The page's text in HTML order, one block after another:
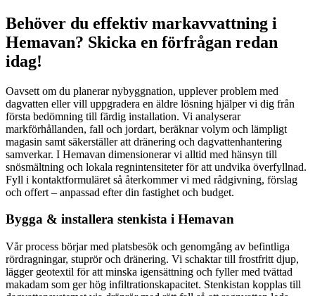
Behöver du effektiv markavvattning i
Hemavan? Skicka en förfrågan redan
idag!
Oavsett om du planerar nybyggnation, upplever problem med
dagvatten eller vill uppgradera en äldre lösning hjälper vi dig från
första bedömning till färdig installation. Vi analyserar
markförhållanden, fall och jordart, beräknar volym och lämpligt
magasin samt säkerställer att dränering och dagvattenhantering
samverkar. I Hemavan dimensionerar vi alltid med hänsyn till
snösmältning och lokala regnintensiteter för att undvika överfyllnad.
Fyll i kontaktformuläret så återkommer vi med rådgivning, förslag
och offert – anpassad efter din fastighet och budget.
Bygga & installera stenkista i Hemavan
Vår process börjar med platsbesök och genomgång av befintliga
rördragningar, stuprör och dränering. Vi schaktar till frostfritt djup,
lägger geotextil för att minska igensättning och fyller med tvättad
makadam som ger hög infiltrationskapacitet. Stenkistan kopplas till